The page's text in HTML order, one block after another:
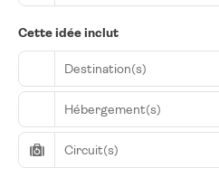
Cette idée inclut
Destination(s)
Hébergement(s)
Circuit(s)